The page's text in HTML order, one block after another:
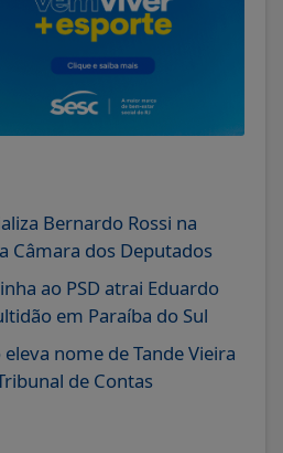
Bernardo Rossi na
Câmara dos Deputados
ao PSD atrai Eduardo
em Paraíba do Sul
nome de Tande Vieira
de Contas